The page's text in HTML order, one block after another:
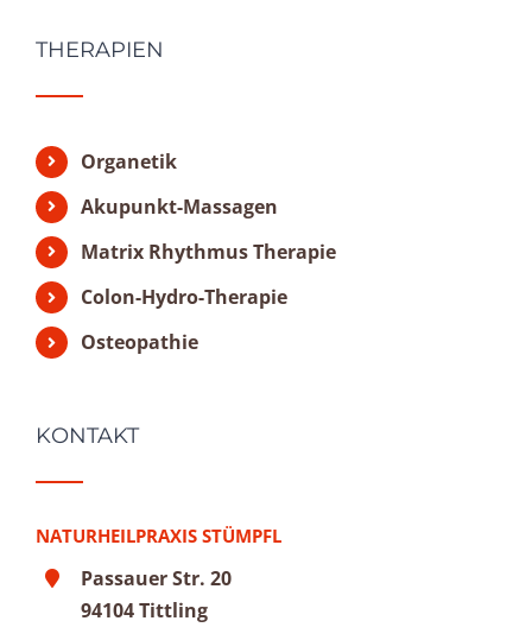
THERAPIEN
Organetik
Akupunkt-Massagen
Matrix Rhythmus Therapie
Colon-Hydro-Therapie
Osteopathie
KONTAKT
NATURHEILPRAXIS STÜMPFL
Passauer Str. 20
94104 Tittling